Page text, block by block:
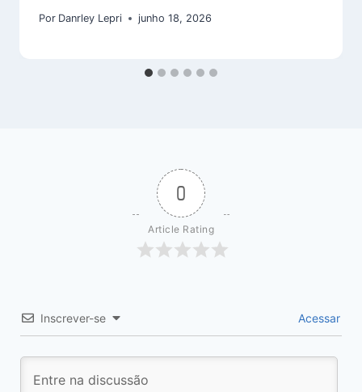
Por Danrley Lepri junho 18, 2026
0
Article Rating
Inscrever-se Acessar